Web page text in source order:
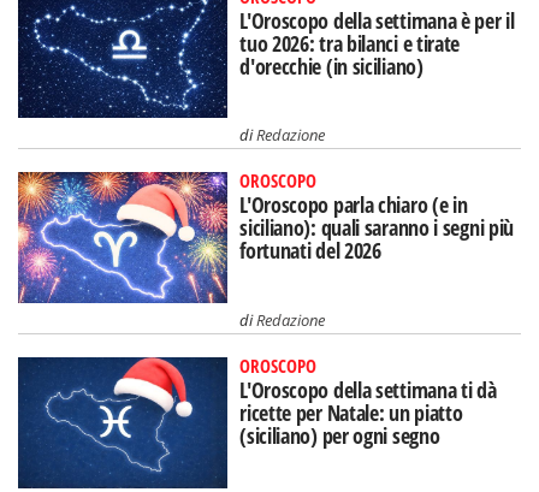
L'Oroscopo della settimana è per il
tuo 2026: tra bilanci e tirate
d'orecchie (in siciliano)
diRedazione
OROSCOPO
L'Oroscopo parla chiaro (e in
siciliano): quali saranno i segni più
fortunati del 2026
diRedazione
OROSCOPO
L'Oroscopo della settimana ti dà
ricette per Natale: un piatto
(siciliano) per ogni segno